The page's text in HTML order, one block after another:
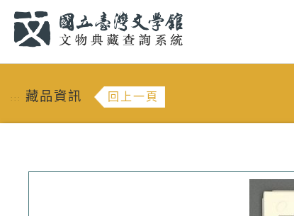
::: 藏品資訊 回上一頁